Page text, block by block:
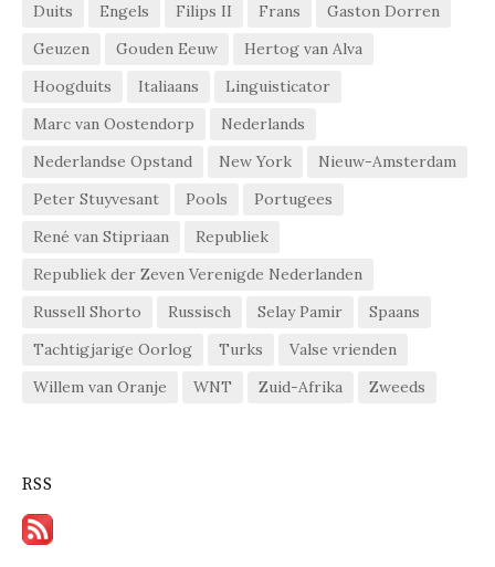
Duits
Engels Filips II Frans
Gaston Dorren
Geuzen
Gouden Eeuw
Hertog van Alva
Hoogduits
Italiaans
Linguisticator
Marc van Oostendorp
Nederlands
Nederlandse Opstand
New York
Nieuw-Amsterdam
Peter Stuyvesant
Pools
Portugees
René van Stipriaan
Republiek
Republiek der Zeven Verenigde Nederlanden
Russell Shorto
Russisch Selay Pamir
Spaans
Tachtigjarige Oorlog
Turks
Valse vrienden
Willem van Oranje
WNT Zuid-Afrika Zweeds
RSS